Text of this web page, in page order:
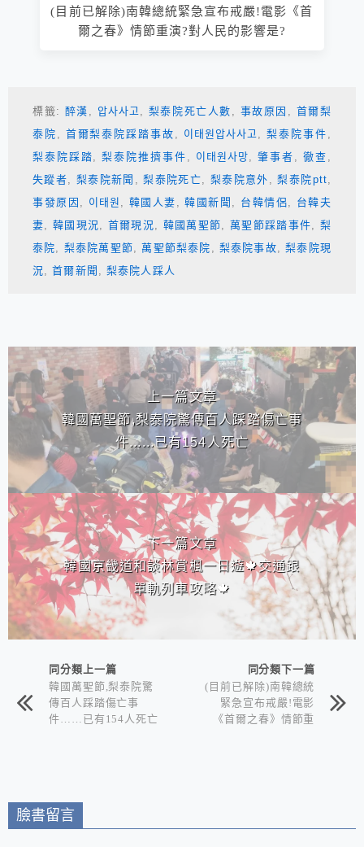
(目前已解除)南韓總統緊急宣布戒嚴!電影《首
爾之春》情節重演?對人民的影響是?
標籤: 醉漢 , 압사사고, 梨泰院死亡人數 , 事故原因 , 首爾梨
泰院 , 首爾梨泰院踩踏事故 , 이태원압사사고,梨泰院事件 ,
梨泰院踩踏,梨泰院推擠事件 , 이태원사망,肇事者 ,徹查 ,
失蹤者, 梨泰院新聞 ,梨泰院死亡, 梨泰院意外 ,梨泰院ptt,
事發原因 , 이태원 , 韓國人妻 ,韓國新聞 , 台韓情侶, 台韓夫
妻, 韓國現況, 首爾現況, 韓國萬聖節, 萬聖節踩踏事件, 梨
泰院, 梨泰院萬聖節,萬聖節梨泰院 , 梨泰院事故,梨泰院現
況,首爾新聞 ,梨泰院人踩人
相連文章
上一篇文章
韓國萬聖節,梨泰院驚傳百人踩踏傷亡事
件......已有154人死亡
下一篇文章
韓國京畿道和談林賞楓一日遊🍁交通跟
單軌列車攻略🍁
同分類上一篇
韓國萬聖節,梨泰院驚
傳百人踩踏傷亡事
件……已有154人死亡
同分類下一篇
(目前已解除)南韓總統
緊急宣布戒嚴!電影
《首爾之春》情節重
臉書留言